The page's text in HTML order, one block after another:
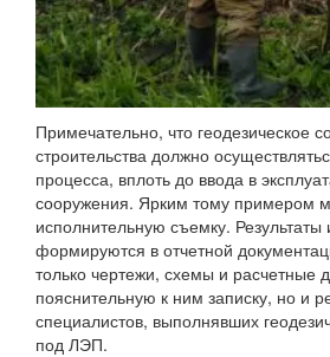
Примечательно, что геодезическое
строительства должно
процесса, вплоть до ввода в
сооружения. Ярким тому примером
исполнительную съемку. Результаты
формируются в отчетной
только чертежи, схемы и расчетные
пояснительную к ним записку, но и
специалистов, выполнявших
под ЛЭП.